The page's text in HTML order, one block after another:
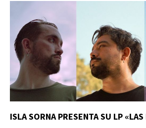
ISLA SORNA PRESENTA SU LP